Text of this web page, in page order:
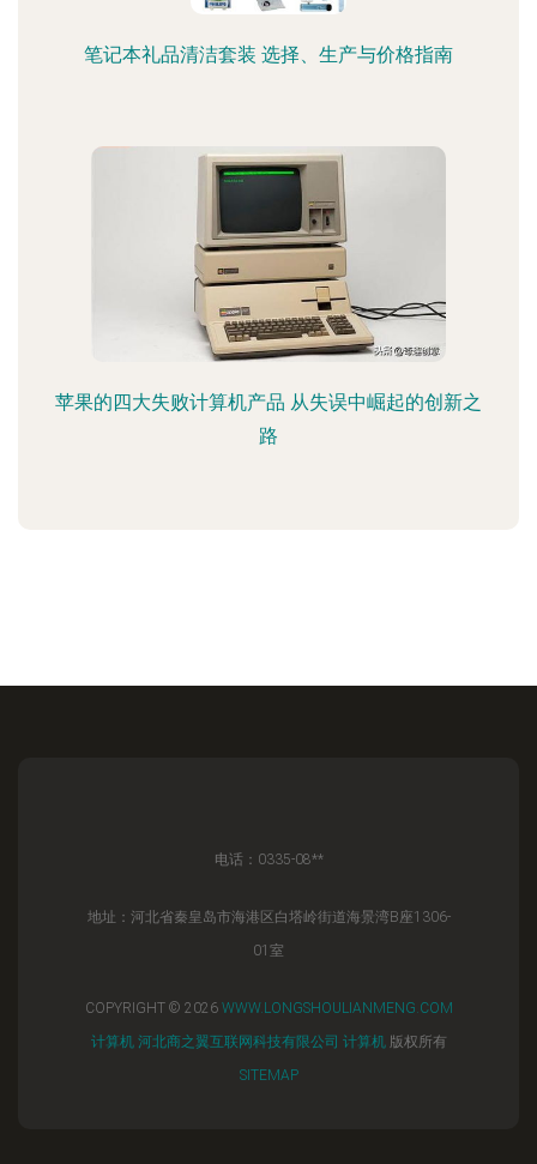
笔记本礼品清洁套装 选择、生产与价格指南
苹果的四大失败计算机产品 从失误中崛起的创新之
路
电话：0335-08**
地址：河北省秦皇岛市海港区白塔岭街道海景湾B座1306-
01室
COPYRIGHT © 2026 WWW.LONGSHOULIANMENG.COM
计算机 河北商之翼互联网科技有限公司 计算机版权所有
SITEMAP